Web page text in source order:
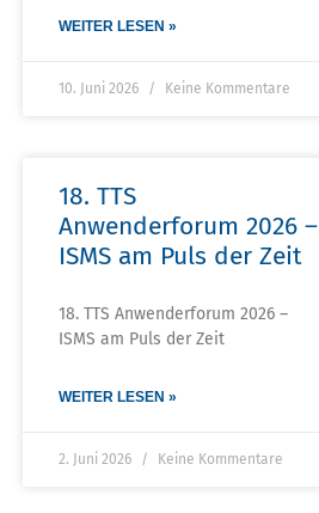
WEITER LESEN »
10. Juni 2026 Keine Kommentare
18. TTS
Anwenderforum 2026 –
ISMS am Puls der Zeit
18. TTS Anwenderforum 2026 –
ISMS am Puls der Zeit
WEITER LESEN »
2. Juni 2026 Keine Kommentare